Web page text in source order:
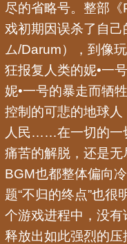
尽的省略号。整部
戏初期因误杀了自
ム/Darum），到像
狂报复人类的妮•一
妮•一号的暴走而牺
控制的可悲的地球
人民……在一切的一
痛苦的解脱，还是
BGM也都整体偏向
题“不归的终点”也
个游戏进程中，没
释放出如此强烈的